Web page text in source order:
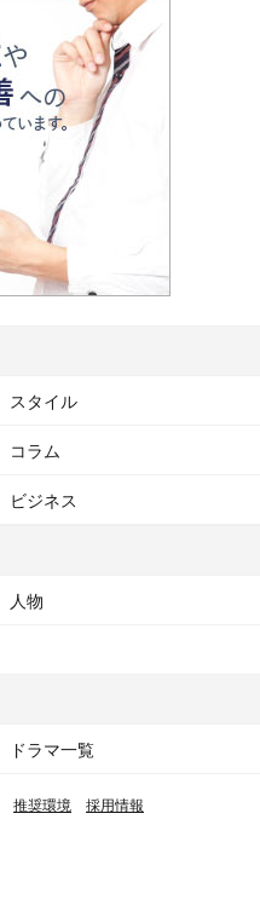
スタイル
コラム
ビジネス
人物
ドラマ一覧
推奨環境 採用情報